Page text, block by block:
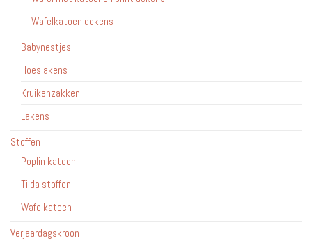
Wafelkatoen dekens
Babynestjes
Hoeslakens
Kruikenzakken
Lakens
Stoffen
Poplin katoen
Tilda stoffen
Wafelkatoen
Verjaardagskroon